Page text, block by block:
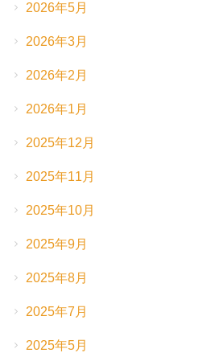
2026年5月
2026年3月
2026年2月
2026年1月
2025年12月
2025年11月
2025年10月
2025年9月
2025年8月
2025年7月
2025年5月